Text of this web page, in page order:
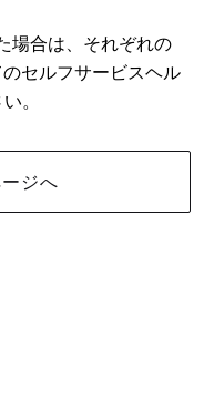
場合は、それぞれの
セルフサービスヘル
。
ジへ